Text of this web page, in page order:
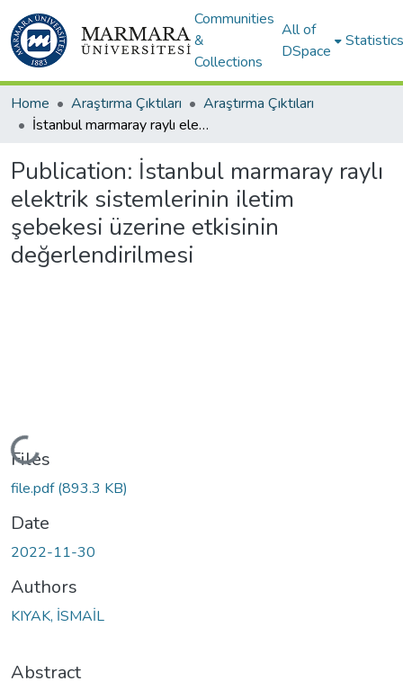
Communities
&
Collections
All of
DSpace
Statistics
Home Araştırma Çıktıları
Araştırma Çıktıları
İstanbul marmaray raylı elektrik sistemlerinin iletim şebekesi üzerine etkisinin değerlendirilmesi
Publication: İstanbul marmaray raylı
elektrik sistemlerinin iletim
şebekesi üzerine etkisinin
değerlendirilmesi
Loading...
Files
file.pdf(893.3 KB)
Date
2022-11-30
Authors
KIYAK, İSMAİL
Abstract